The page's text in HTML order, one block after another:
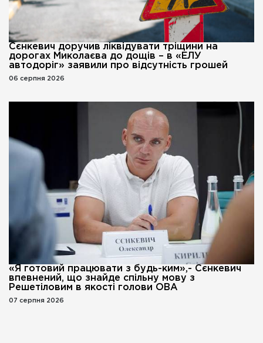
Сєнкевич доручив ліквідувати тріщини на
дорогах Миколаєва до дощів – в «ЕЛУ
автодоріг» заявили про відсутність грошей
06 серпня 2026
«Я готовий працювати з будь-ким»,- Сєнкевич
впевнений, що знайде спільну мову з
Решетіловим в якості голови ОВА
07 серпня 2026